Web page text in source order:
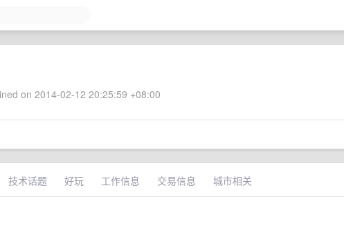
on 2014-02-12 20:25:59 +08:00
技术话题 好玩 工作信息 交易信息 城市相关